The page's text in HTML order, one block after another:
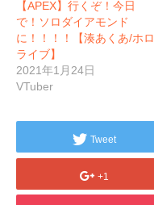
【APEX】行くぞ！今日
で！ソロダイアモンド
に！！！！【湊あくあ/ホロ
ライブ】
2021年1月24日
VTuber
Tweet
+1